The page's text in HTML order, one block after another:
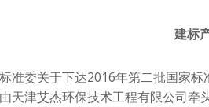
建标
准委关于下达2016年第二批国家
天津艾杰环保技术工程有限公司